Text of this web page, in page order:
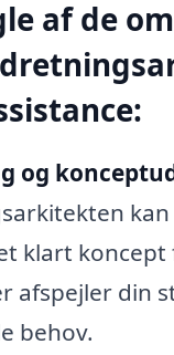
af de
og
klart
afspejler din
behov.